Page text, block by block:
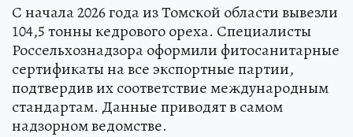
С начала 2026 года из Томской области вывезли
104,5 тонны кедрового ореха. Специалисты
Россельхознадзора оформили фитосанитарные
сертификаты на все экспортные партии,
подтвердив их соответствие международным
стандартам. Данные приводят в самом
надзорном ведомстве.